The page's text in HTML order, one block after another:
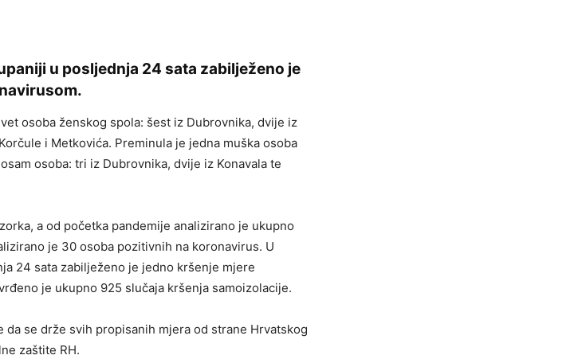
u posljednja 24 sata zabilježeno je
osoba ženskog spola: šest iz Dubrovnika, dvije iz
i Metkovića. Preminula je jedna muška osoba
osoba: tri iz Dubrovnika, dvije iz Konavala te
a od početka pandemije analizirano je ukupno
je 30 osoba pozitivnih na koronavirus. U
24 sata zabilježeno je jedno kršenje mjere
je ukupno 925 slučaja kršenja samoizolacije.
da se drže svih propisanih mjera od strane Hrvatskog
zaštite RH.